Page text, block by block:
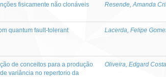
fisicamente não clonáveis
Resende, Amanda
quantum fault-tolerant
Lacerda, Felipe
de conceitos para a produção
variância no repertorio da
Oliveira, Edgard Costa